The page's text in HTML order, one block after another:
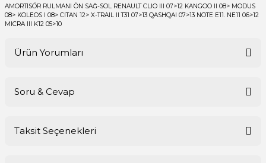
AMORTİSÖR RULMANI ÖN SAĞ-SOL RENAULT CLIO III 07>12 KANGOO II 08> MODUS
08> KOLEOS I 08> CITAN 12> X-TRAIL II T31 07>13 QASHQAI 07>13 NOTE E11. NE11 06>12
MICRA III K12 05>10
Ürün Yorumları
Soru & Cevap
Taksit Seçenekleri